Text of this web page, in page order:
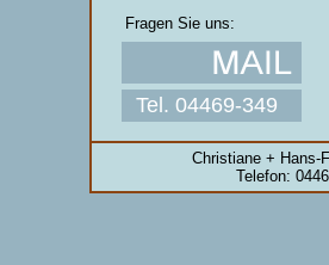
Fragen Sie uns:
Tel. 04469-349
Christiane + Hans-
Telefon: